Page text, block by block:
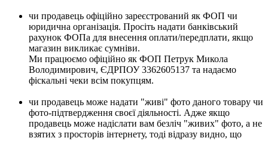
чи продавець офіційно зареєстрований як ФОП чи
юридична організація. Просіть надати банківський
рахунок ФОПа для внесення оплати/передплати, якщо
магазин викликає сумніви.
Ми працюємо офіційно як ФОП Петрук Микола
Володимирович, ЄДРПОУ 3362605137 та надаємо
фіскальні чеки всім покупцям.
чи продавець може надати "живі" фото даного товару чи
фото-підтвердження своєї діяльності. Адже якщо
продавець може надіслати вам безліч "живих" фото, а не
взятих з просторів інтернету, тоді відразу видно, що